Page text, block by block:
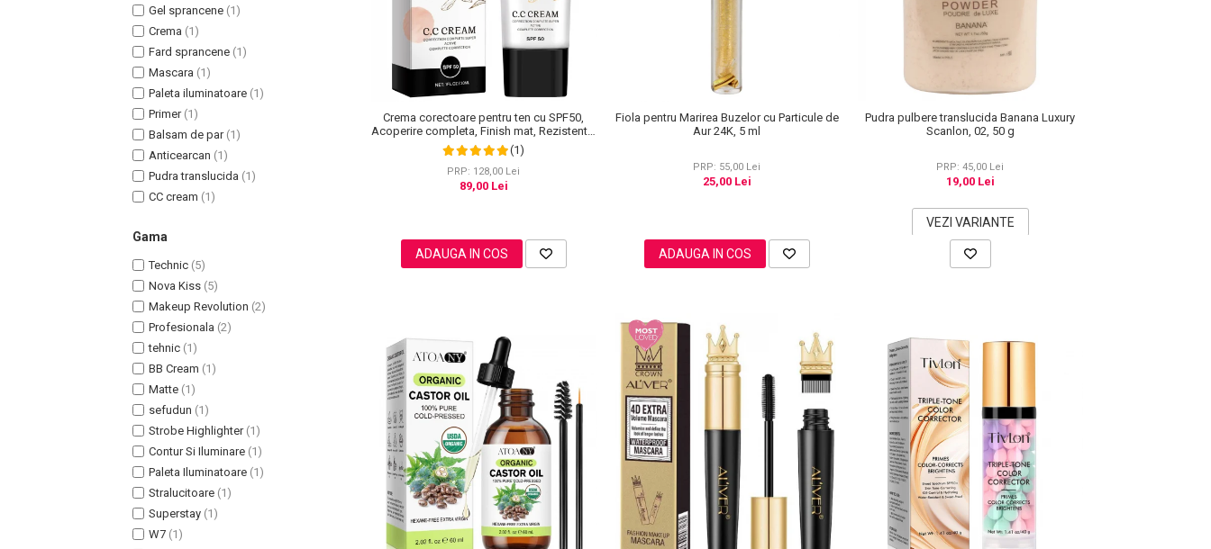
Masaj Facial si Drenaj Limfatic
Plasturi ochi / nas / frunte
Demachiant si Apa Micelara
Gel sprancene (1)
Crema (1)
Fard sprancene (1)
Mascara (1)
Paleta iluminatoare (1)
Primer (1)
Balsam de par (1)
Anticearcan (1)
Pudra translucida (1)
CC cream (1)
Gama
Technic (5)
Nova Kiss (5)
Makeup Revolution (2)
Profesionala (2)
tehnic (1)
BB Cream (1)
Matte (1)
sefudun (1)
Strobe Highlighter (1)
Contur Si Iluminare (1)
Paleta Iluminatoare (1)
Stralucitoare (1)
Superstay (1)
W7 (1)
Crema corectoare pentru ten cu SPF50,
Acoperire completa, Finish mat, Rezistenta,
Anti Roseata, CC Cream Sefudun, 30 ml
(1)
PRP: 128,00 Lei
89,00 Lei
ADAUGA IN COS
Fiola pentru Marirea Buzelor cu Particule de
Aur 24K, 5 ml
PRP: 55,00 Lei
25,00 Lei
ADAUGA IN COS
Pudra pulbere translucida Banana Luxury
Scanlon, 02, 50 g
PRP: 45,00 Lei
19,00 Lei
VEZI VARIANTE